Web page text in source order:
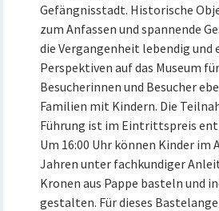
Gefängnisstadt. Historische
zum Anfassen und spannende
die Vergangenheit lebendig und
Perspektiven auf das Museum
Besucherinnen und Besucher
Familien mit Kindern. Die
Führung ist im Eintrittspreis
Um 16:00 Uhr können Kinder im
Jahren unter fachkundiger
Kronen aus Pappe basteln und
gestalten. Für dieses